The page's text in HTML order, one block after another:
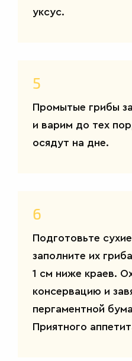
уксус.
5
Промытые грибы
и варим до тех
осядут на дне.
6
Подготовьте
заполните их
1 см ниже краев.
консервацию и
пергаментной
Приятного